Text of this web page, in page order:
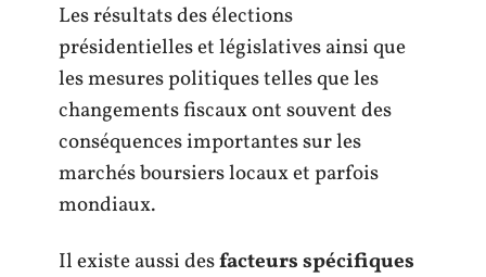
Les résultats des élections
présidentielles et législatives ainsi que
les mesures politiques telles que les
changements fiscaux ont souvent des
conséquences importantes sur les
marchés boursiers locaux et parfois
mondiaux.
Il existe aussi desfacteurs spécifiques